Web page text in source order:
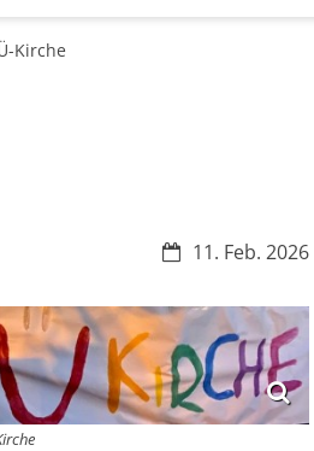
Kirche
Datum:11. Feb. 2026